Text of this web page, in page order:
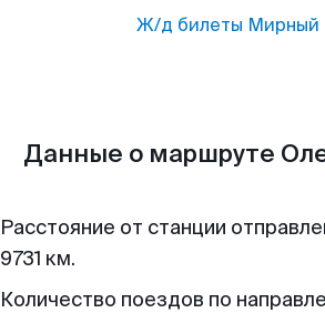
Ж/д билеты Мирный
Данные о маршруте
Расстояние от станции
9731 км.
Количество поездов по